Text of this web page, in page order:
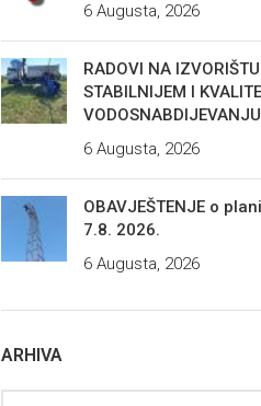
6 Augusta, 2026
RADOVI NA
STABILNIJEM I
VODOSNABDIJEVANJU
6 Augusta, 2026
OBAVJEŠTENJE o
7.8. 2026.
6 Augusta, 2026
ARHIVA